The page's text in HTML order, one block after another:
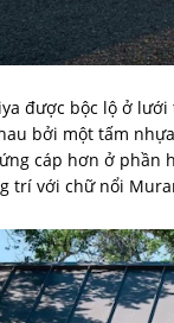
được bộc lộ ở
bởi một tấm
cáp hơn ở phần
trí với chữ nổi